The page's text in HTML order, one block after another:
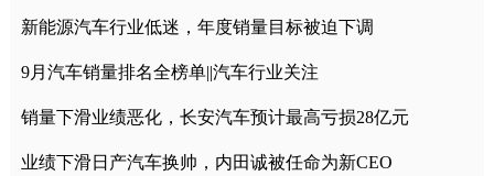
新能源汽车行业低迷，年度销量目标被迫下调
9月汽车销量排名全榜单||汽车行业关注
销量下滑业绩恶化，长安汽车预计最高亏损28亿元
业绩下滑日产汽车换帅，内田诚被任命为新CEO